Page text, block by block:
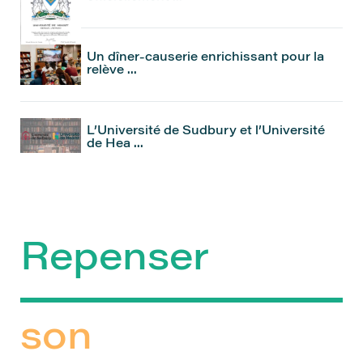
Un dîner-causerie enrichissant pour la
relève ...
L’Université de Sudbury et l’Université
de Hea ...
Repenser
son